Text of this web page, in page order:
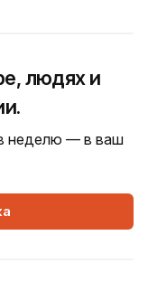
людях и
неделю — в ваш